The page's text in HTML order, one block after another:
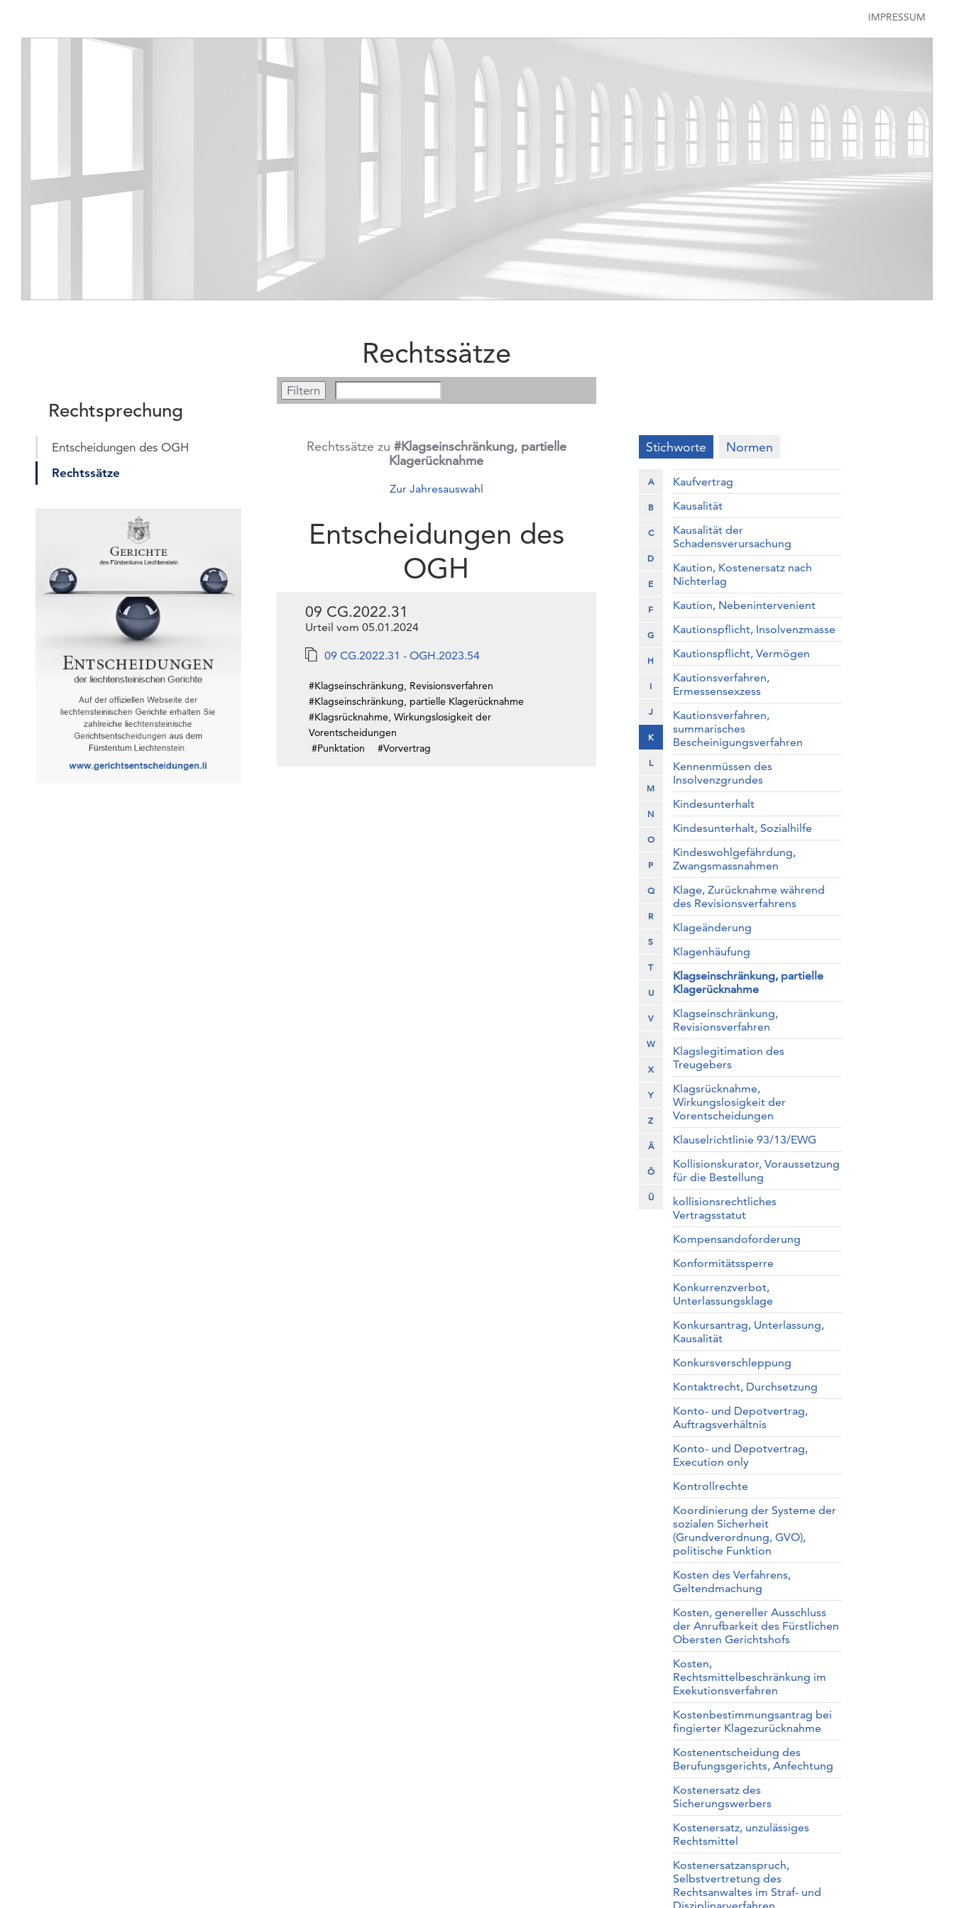
IMPRESSUM
Rechtsprechung
Entscheidungen des OGH
Rechtssätze
Rechtssätze
Rechtssätze zu #Klagseinschränkung, partielle
Klagerücknahme
Zur Jahresauswahl
Entscheidungen des
OGH
09 CG.2022.31
Urteil vom 05.01.2024
09 CG.2022.31 - OGH.2023.54
#Klagseinschränkung, Revisionsverfahren
#Klagseinschränkung, partielle Klagerücknahme
#Klagsrücknahme, Wirkungslosigkeit der
Vorentscheidungen
#Punktation
#Vorvertrag
Stichworte Normen
A
B
C
D
E
F
G
H
I
J
K
L
M
N
O
P
Q
R
S
T
U
V
W
X
Y
Z
Ä
Ö
Ü
Kaufvertrag
Kausalität
Kausalität der
Schadensverursachung
Kaution, Kostenersatz nach
Nichterlag
Kaution, Nebenintervenient
Kautionspflicht, Insolvenzmasse
Kautionspflicht, Vermögen
Kautionsverfahren,
Ermessensexzess
Kautionsverfahren,
summarisches
Bescheinigungsverfahren
Kennenmüssen des
Insolvenzgrundes
Kindesunterhalt
Kindesunterhalt, Sozialhilfe
Kindeswohlgefährdung,
Zwangsmassnahmen
Klage, Zurücknahme während
des Revisionsverfahrens
Klageänderung
Klagenhäufung
Klagseinschränkung, partielle
Klagerücknahme
Klagseinschränkung,
Revisionsverfahren
Klagslegitimation des
Treugebers
Klagsrücknahme,
Wirkungslosigkeit der
Vorentscheidungen
Klauselrichtlinie 93/13/EWG
Kollisionskurator, Voraussetzung
für die Bestellung
kollisionsrechtliches
Vertragsstatut
Kompensandoforderung
Konformitätssperre
Konkurrenzverbot,
Unterlassungsklage
Konkursantrag, Unterlassung,
Kausalität
Konkursverschleppung
Kontaktrecht, Durchsetzung
Konto- und Depotvertrag,
Auftragsverhältnis
Konto- und Depotvertrag,
Execution only
Kontrollrechte
Koordinierung der Systeme der
sozialen Sicherheit
(Grundverordnung, GVO),
politische Funktion
Kosten des Verfahrens,
Geltendmachung
Kosten, genereller Ausschluss
der Anrufbarkeit des Fürstlichen
Obersten Gerichtshofs
Kosten,
Rechtsmittelbeschränkung im
Exekutionsverfahren
Kostenbestimmungsantrag bei
fingierter Klagezurücknahme
Kostenentscheidung des
Berufungsgerichts, Anfechtung
Kostenersatz des
Sicherungswerbers
Kostenersatz, unzulässiges
Rechtsmittel
Kostenersatzanspruch,
Selbstvertretung des
Rechtsanwaltes im Straf- und